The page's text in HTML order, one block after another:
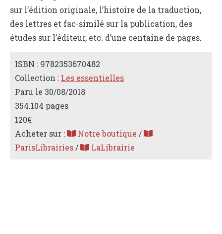
sur l’édition originale, l’histoire de la traduction,
des lettres et fac-similé sur la publication, des
études sur l’éditeur, etc. d’une centaine de pages.
ISBN : 9782353670482
Collection : Les essentielles
Paru le 30/08/2018
354.104 pages
120€
Acheter sur :
Notre boutique /
ParisLibrairies / LaLibrairie